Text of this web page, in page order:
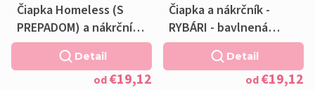
Čiapka Homeless (S
PREPADOM) a nákrčník -
RYBÁRI - bavlnená
čierna podšívka
od€19,12
Detail
Čiapka a nákrčník -
RYBÁRI - bavlnená
čierna podšívka
od€19,12
Detail